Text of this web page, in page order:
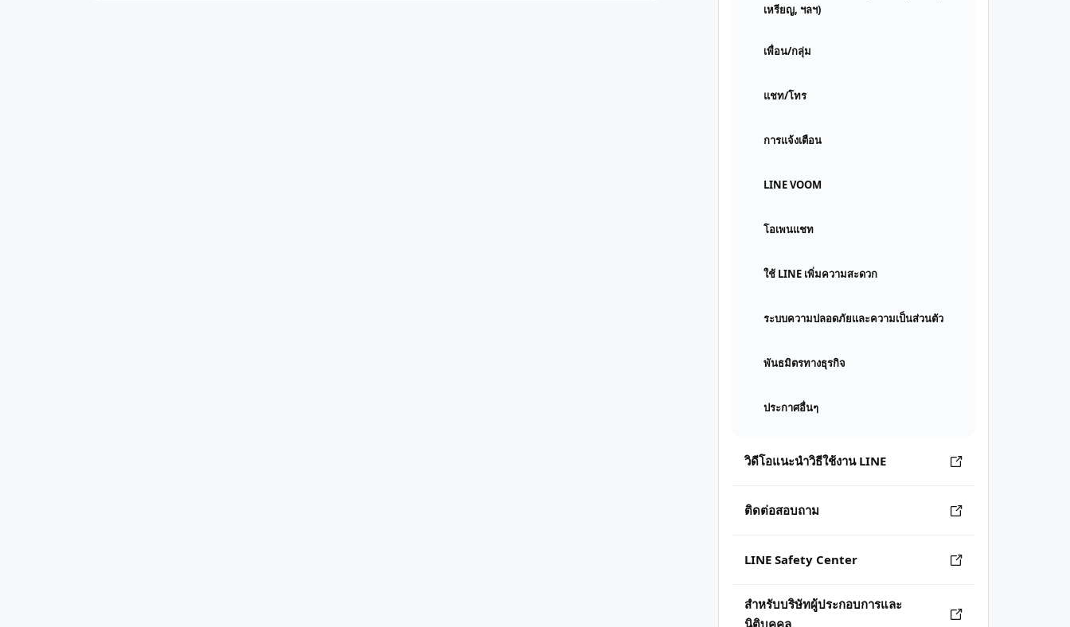
เหรียญ, ฯลฯ)
เพื่อน/กลุ่ม
แชท/โทร
การแจ้งเตือน
LINE VOOM
โอเพนแชท
ใช้ LINE เพิ่มความสะดวก
ระบบความปลอดภัยและความเป็นส่วนตัว
พันธมิตรทางธุรกิจ
ประกาศอื่นๆ
วิดีโอแนะนำวิธีใช้งาน LINE
ติดต่อสอบถาม
LINE Safety Center
สำหรับบริษัทผู้ประกอบการและ
นิติบุคคล